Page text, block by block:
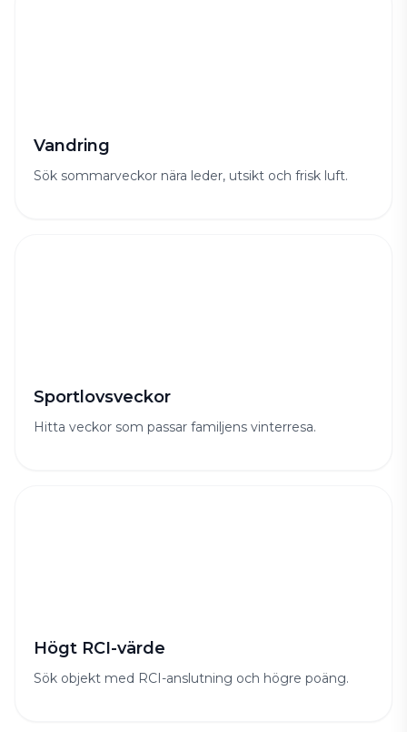
Vandring
Sök sommarveckor nära leder, utsikt och frisk luft.
Sportlovsveckor
Hitta veckor som passar familjens vinterresa.
Högt RCI-värde
Sök objekt med RCI-anslutning och högre poäng.